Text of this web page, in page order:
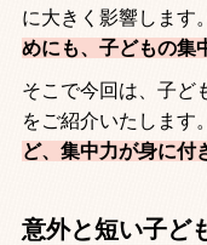
に大きく影響します。
めにも、子どもの集
そこで今回は、子ど
をご紹介いたします。
ど、集中力が身に付
意外と短い子ど